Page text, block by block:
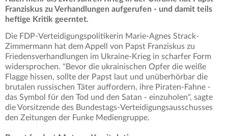
Franziskus zu Verhandlungen aufgerufen - und damit teils
heftige Kritik geerntet.
Die FDP-Verteidigungspolitikerin Marie-Agnes Strack-
Zimmermann hat dem Appell von Papst Franziskus zu
Friedensverhandlungen im Ukraine-Krieg in scharfer Form
widersprochen. "Bevor die ukrainischen Opfer die weiße
Flagge hissen, sollte der Papst laut und unüberhörbar die
brutalen russischen Täter auffordern, ihre Piraten-Fahne -
das Symbol für den Tod und den Satan - einzuholen", sagte
die Vorsitzende des Bundestags-Verteidigungsausschusses
den Zeitungen der Funke Mediengruppe.